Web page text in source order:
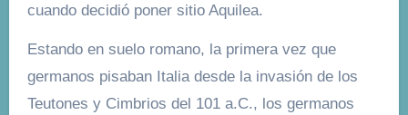
cuando decidió poner sitio Aquilea.
Estando en suelo romano, la primera vez que
germanos pisaban Italia desde la invasión de los
Teutones y Cimbrios del 101 a.C., los germanos